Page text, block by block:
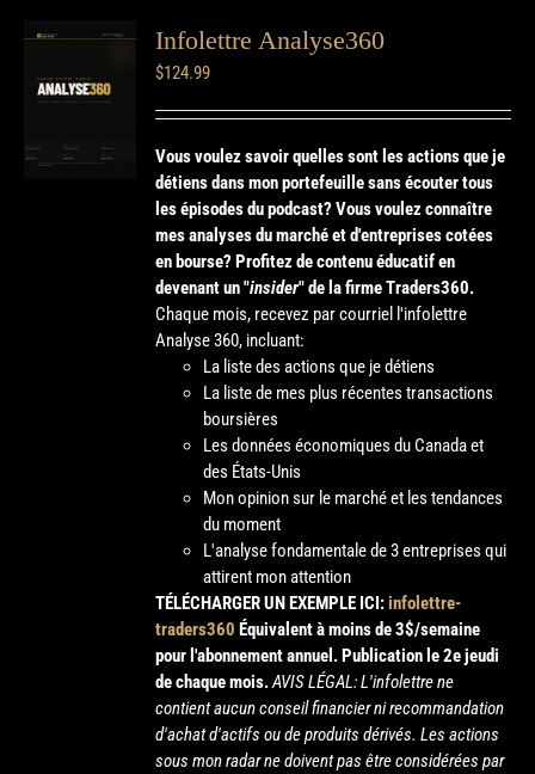
Infolettre Analyse360
$124.99
Vous voulez savoir quelles sont les actions que je
détiens dans mon portefeuille sans écouter tous
les épisodes du podcast? Vous voulez connaître
mes analyses du marché et d'entreprises cotées
en bourse? Profitez de contenu éducatif en
devenant un "insider" de la firme Traders360.
Chaque mois, recevez par courriel l'infolettre
Analyse 360, incluant:
La liste des actions que je détiens
La liste de mes plus récentes transactions
boursières
Les données économiques du Canada et
des États-Unis
Mon opinion sur le marché et les tendances
du moment
L'analyse fondamentale de 3 entreprises qui
attirent mon attention
TÉLÉCHARGER UN EXEMPLE ICI:infolettre-
traders360 Équivalent à moins de 3$/semaine
pour l'abonnement annuel.Publication le 2e jeudi
de chaque mois.AVIS LÉGAL: L'infolettre ne
contient aucun conseil financier ni recommandation
d'achat d'actifs ou de produits dérivés. Les actions
sous mon radar ne doivent pas être considérées par